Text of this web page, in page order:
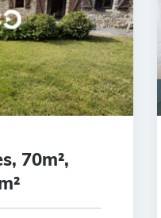
70m²,